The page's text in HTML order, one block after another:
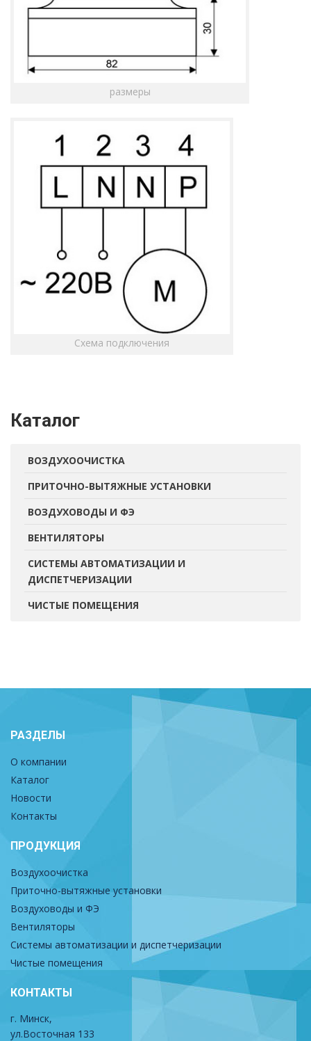
размеры
Схема подключения
Каталог
ВОЗДУХООЧИСТКА
ПРИТОЧНО-ВЫТЯЖНЫЕ УСТАНОВКИ
ВОЗДУХОВОДЫ И ФЭ
ВЕНТИЛЯТОРЫ
СИСТЕМЫ АВТОМАТИЗАЦИИ И
ДИСПЕТЧЕРИЗАЦИИ
ЧИСТЫЕ ПОМЕЩЕНИЯ
РАЗДЕЛЫ
О компании
Каталог
Новости
Контакты
ПРОДУКЦИЯ
Воздухоочистка
Приточно-вытяжные установки
Воздуховоды и ФЭ
Вентиляторы
Системы автоматизации и диспетчеризации
Чистые помещения
КОНТАКТЫ
г. Минск,
ул.Восточная 133